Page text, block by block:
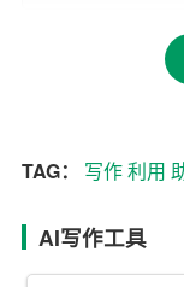
行语法、拼写、
性。此外，这些
学术论文需要严
吸引力、富有情
TAG： 写作利用
AI写作工具